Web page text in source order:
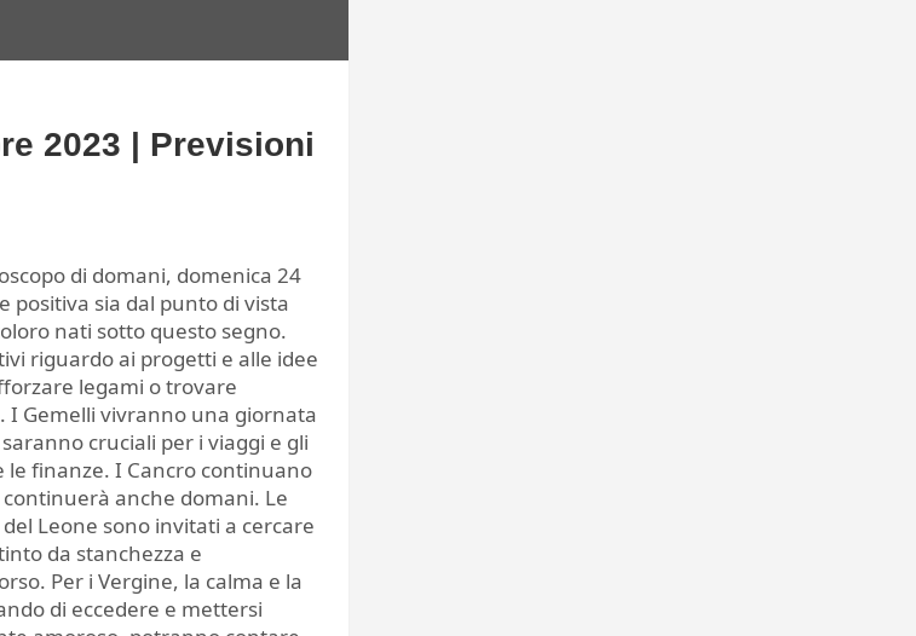
2023 | Previsioni
di domani, domenica 24
positiva sia dal punto di vista
nati sotto questo segno.
riguardo ai progetti e alle idee
legami o trovare
I Gemelli vivranno una giornata
cruciali per i viaggi e gli
finanze. I Cancro continuano
anche domani. Le
Leone sono invitati a cercare
da stanchezza e
Per i Vergine, la calma e la
di eccedere e mettersi